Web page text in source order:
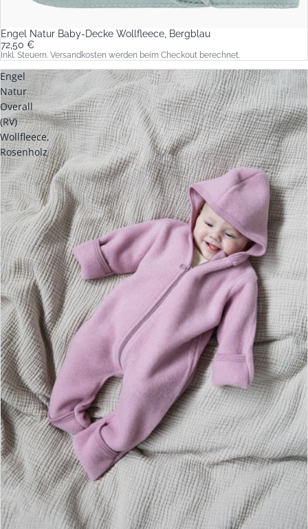
Engel Natur Baby-Decke Wollfleece, Bergblau
72,50 €
Inkl. Steuern. Versandkosten werden beim Checkout berechnet.
Engel
Natur
Overall
(RV)
Wollfleece,
Rosenholz